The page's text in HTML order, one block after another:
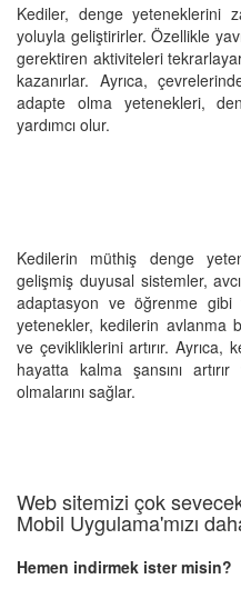
Kediler, denge yeteneklerini
yoluyla geliştirirler. Özellikle
gerektiren aktiviteleri
kazanırlar. Ayrıca,
adapte olma yetenekleri,
yardımcı olur.
Kedilerin müthiş denge
gelişmiş duyusal sistemler,
adaptasyon ve öğrenme gibi
yetenekler, kedilerin avlanma
ve çevikliklerini artırır. Ayrıca,
hayatta kalma şansını
olmalarını sağlar.
Web sitemizi çok
Mobil Uygulama'mızı
Hemen indirmek ister misin?